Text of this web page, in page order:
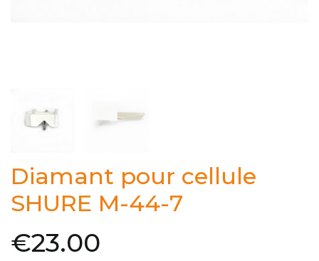
Diamant pour cellule
SHURE M-44-7
€23.00